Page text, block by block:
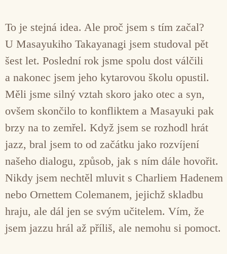
To je stejná idea. Ale proč jsem s tím začal?
U Masayukiho Takayanagi jsem studoval pět
šest let. Poslední rok jsme spolu dost válčili
a nakonec jsem jeho kytarovou školu opustil.
Měli jsme silný vztah skoro jako otec a syn,
ovšem skončilo to konfliktem a Masayuki pak
brzy na to zemřel. Když jsem se rozhodl hrát
jazz, bral jsem to od začátku jako rozvíjení
našeho dialogu, způsob, jak s ním dále hovořit.
Nikdy jsem nechtěl mluvit s Charliem Hadenem
nebo Ornettem Colemanem, jejichž skladbu
hraju, ale dál jen se svým učitelem. Vím, že
jsem jazzu hrál až příliš, ale nemohu si pomoct.